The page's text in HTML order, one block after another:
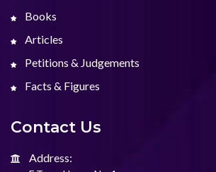
Books
Articles
Petitions & Judgements
Facts & Figures
Contact Us
Address: